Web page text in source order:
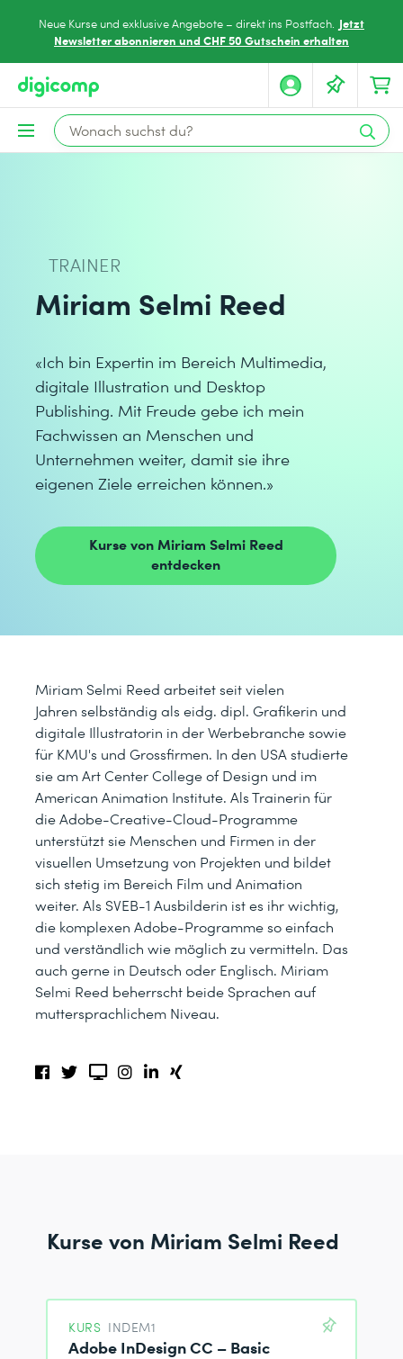
Neue Kurse und exklusive Angebote – direkt ins Postfach. Jetzt
Newsletter abonnieren und CHF 50 Gutschein erhalten
TRAINER
Miriam Selmi Reed
«Ich bin Expertin im Bereich Multimedia,
digitale Illustration und Desktop
Publishing. Mit Freude gebe ich mein
Fachwissen an Menschen und
Unternehmen weiter, damit sie ihre
eigenen Ziele erreichen können.»
Kurse von Miriam Selmi Reed
entdecken
Miriam Selmi Reed arbeitet seit vielen
Jahren selbständig als eidg. dipl. Grafikerin und
digitale Illustratorin in der Werbebranche sowie
für KMU's und Grossfirmen. In den USA studierte
sie am Art Center College of Design und im
American Animation Institute. Als Trainerin für
die Adobe-Creative-Cloud-Programme
unterstützt sie Menschen und Firmen in der
visuellen Umsetzung von Projekten und bildet
sich stetig im Bereich Film und Animation
weiter. Als SVEB-1 Ausbilderin ist es ihr wichtig,
die komplexen Adobe-Programme so einfach
und verständlich wie möglich zu vermitteln. Das
auch gerne in Deutsch oder Englisch. Miriam
Selmi Reed beherrscht beide Sprachen auf
muttersprachlichem Niveau.
Kurse von Miriam Selmi Reed
KURS INDEM1
Adobe InDesign CC – Basic